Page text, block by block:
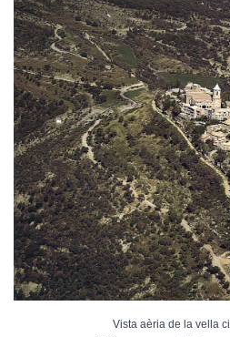
Vista aèria de la vella